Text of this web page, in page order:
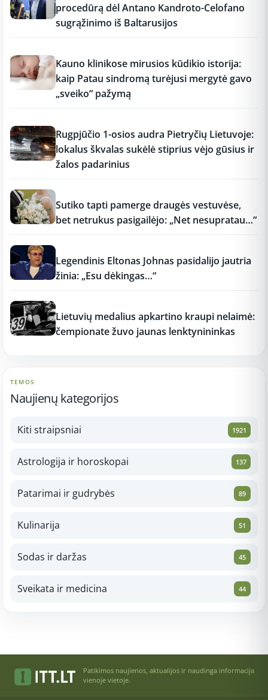
procedūrą dėl Antano Kandroto-Celofano
sugrąžinimo iš Baltarusijos
Kauno klinikose mirusios kūdikio istorija:
kaip Patau sindromą turėjusi mergytė gavo
„sveiko“ pažymą
Rugpjūčio 1-osios audra Pietryčių Lietuvoje:
lokalus škvalas sukėlė stiprius vėjo gūsius ir
žalos padarinius
Sutiko tapti pamerge draugės vestuvėse,
bet netrukus pasigailėjo: „Net nesupratau…“
Legendinis Eltonas Johnas pasidalijo jautria
žinia: „Esu dėkingas…“
Lietuvių medalius apkartino kraupi nelaimė:
čempionate žuvo jaunas lenktynininkas
TEMOS
Naujienų kategorijos
Kiti straipsniai 1921
Astrologija ir horoskopai 137
Patarimai ir gudrybės 89
Kulinarija 51
Sodas ir daržas 45
Sveikata ir medicina 44
Patikimos naujienos, aktualijos ir naudinga informacija
vienoje vietoje.